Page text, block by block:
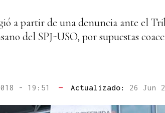
a partir de una denuncia ante el
del SPJ-USO, por supuestas
- 19:51 — Actualizado: 26 Jun